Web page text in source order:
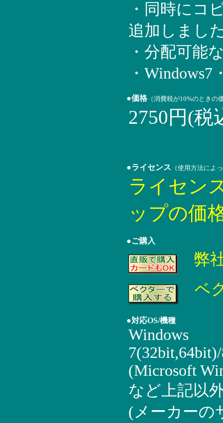
・同時にコ
追加しまし
・分配可能
・
●価格（消費税が10%のときの
2750円(税
●ライセンス （使用方法によ
ライセン
ップの価
●ご購入
弊
ベ
●対応OS/機種
Windows
(Microsoft
など上記以
(メーカーの